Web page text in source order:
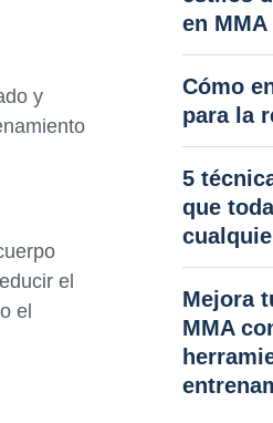
y
el
el
en MMA
Cómo
para la
5
que
Mejora
MMA